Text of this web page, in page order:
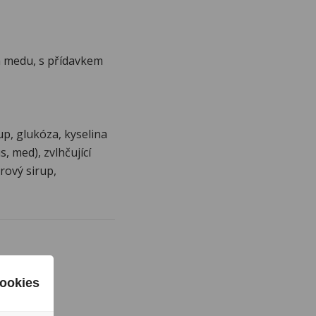
s přídavkem
glukóza, kyselina
med), zvlhčující
sirup,